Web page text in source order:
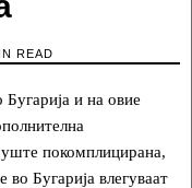
READ
и на овие
уште покомплицирана,
Бугарија влегуваат